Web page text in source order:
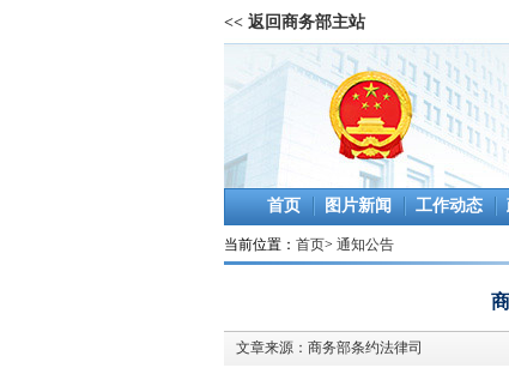
<< 返回商务部主站
首页 图片新闻 工作动态
当前位置： 首页> 通知公告
文章来源： 商务部条约法律司